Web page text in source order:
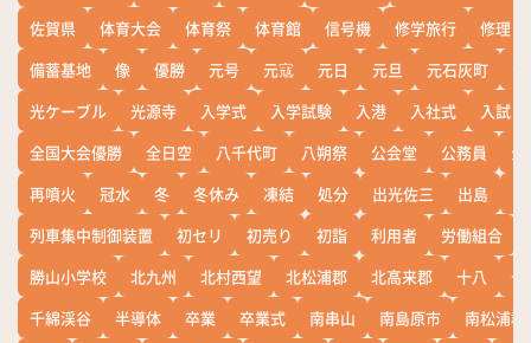
佐賀県
体育大会 体育祭 体育館 信号機 修学旅行
修理
備蓄基地
像 優勝 元号 元寇 元日 元旦 元石灰町
光ケーブル
光源寺 入学式 入学試験 入港 入社式
入試
全国大会優勝
全日空 八千代町 八朔祭 公会堂 公務員
公
再噴火
冠水 冬 冬休み 凍結 処分 出光佐三 出島
列車集中制御装置
初セリ 初売り 初詣 利用者 労働組合
勝山小学校
北九州 北村西望 北松浦郡 北高来郡 十八
十
千綿渓谷
半導体 卒業 卒業式 南串山 南島原市
南松浦郡